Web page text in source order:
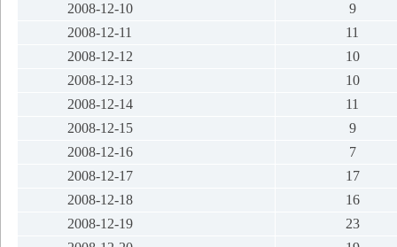
2008-12-10
9
2008-12-11
11
2008-12-12
10
2008-12-13
10
2008-12-14
11
2008-12-15
9
2008-12-16
7
2008-12-17
17
2008-12-18
16
2008-12-19
23